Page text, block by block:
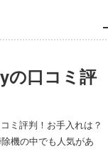
の口コミ評
ミ評判！お手入れは？
機の中でも人気があ